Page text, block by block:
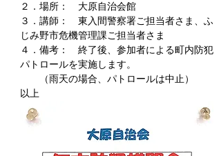
２．場所：　大原自治会館
３．講師：　東入間警察署ご担当者さま、ふ
じみ野市危機管理課ご担当者さま
４．備考：　終了後、参加者による町内防犯
パトロールを実施します。
（雨天の場合、パトロールは中止）
以上